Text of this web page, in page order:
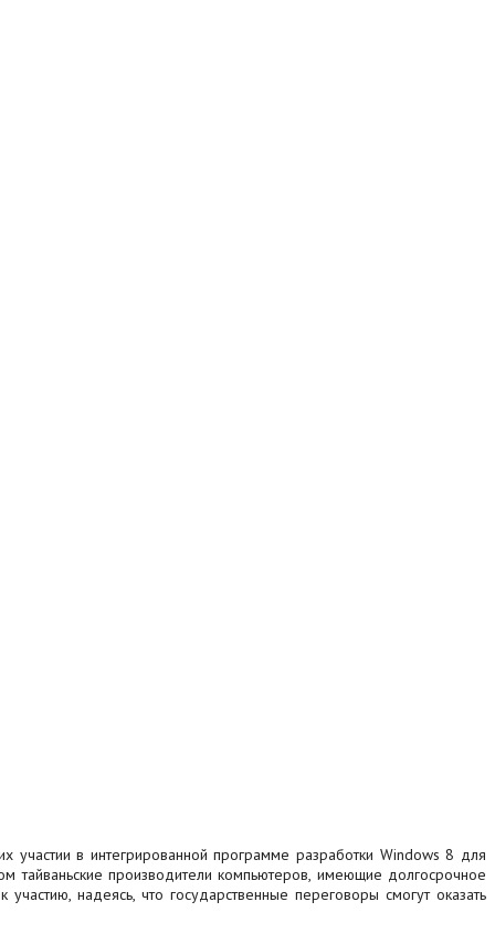
участии в интегрированной программе разработки Windows 8 для
тайваньские производители компьютеров, имеющие долгосрочное
надеясь, что государственные переговоры смогут оказать